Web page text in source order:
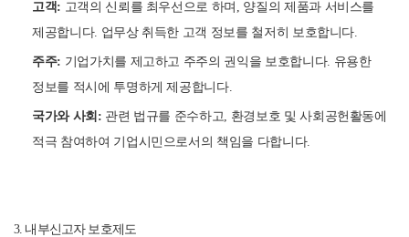
고객: 고객의 신뢰를 최우선으로 하며, 양질의 제품과 서비스를
제공합니다. 업무상 취득한 고객 정보를 철저히 보호합니다.
주주: 기업가치를 제고하고 주주의 권익을 보호합니다. 유용한
정보를 적시에 투명하게 제공합니다.
국가와 사회: 관련 법규를 준수하고, 환경보호 및 사회공헌활동에
적극 참여하여 기업시민으로서의 책임을 다합니다.
3. 내부신고자 보호제도